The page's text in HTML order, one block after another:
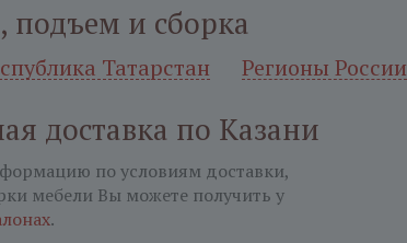
подъем и сборка
Татарстан Регионы России
доставка по Казани
по условиям доставки,
мебели Вы можете получить у
.